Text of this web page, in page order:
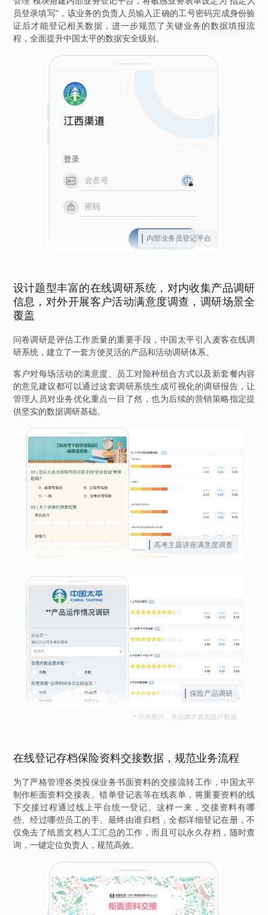
员登录填写”，该业务的负责人员输入正确的工号密码完成身份验
证后才能登记相关数据，进一步规范了关键业务的数据填报流
程，全面提升中国太平的数据安全级别。
内部业务员登记平台
设计题型丰富的在线调研系统，对内收集产品调研
信息，对外开展客户活动满意度调查，调研场景全
覆盖
问卷调研是评估工作质量的重要手段，中国太平引入麦客在线调
研系统，建立了一套方便灵活的产品和活动调研体系。
客户对每场活动的满意度、员工对险种组合方式以及新套餐内容
的意见建议都可以通过这套调研系统生成可视化的调研报告，让
管理人员对业务优化重点一目了然，也为后续的营销策略指定提
供坚实的数据调研基础。
高考主题讲座满意度调查
保险产品调研
* 示例图片，非品牌方真实统计数据
在线登记存档保险资料交接数据，规范业务流程
为了严格管理各类投保业务书面资料的交接流转工作，中国太平
制作柜面资料交接表、错单登记表等在线表单，将重要资料的线
下交接过程通过线上平台统一登记。这样一来，交接资料有哪
些、经过哪些员工的手、最终由谁归档，全都详细登记在册，不
仅免去了纸质文档人工汇总的工作，而且可以永久存档，随时查
询，一键定位负责人，规范高效。